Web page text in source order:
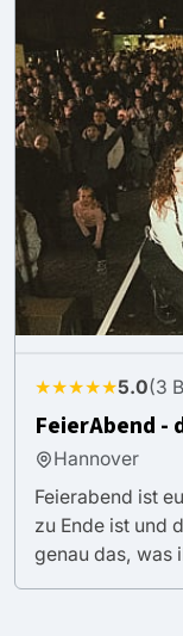
★★★★★5.0(3
FeierAbend -
Hannover
Feierabend ist
zu Ende ist und
genau das, was